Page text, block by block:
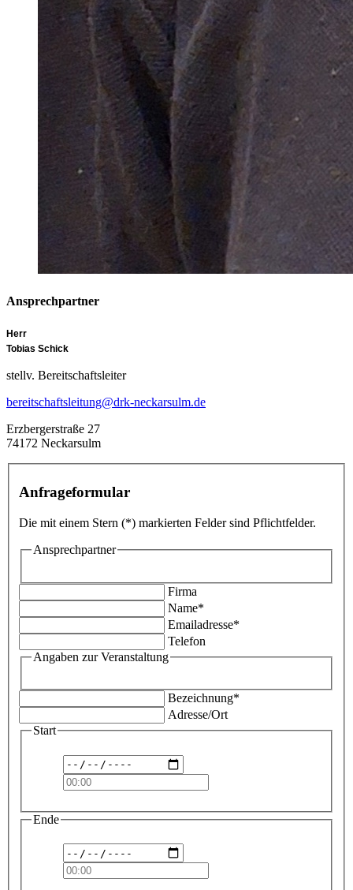
Ansprechpartner
Herr
Tobias Schick
stellv. Bereitschaftsleiter
bereitschaftsleitung@drk-neckarsulm.de
Erzbergerstraße 27
74172 Neckarsulm
Anfrageformular
Die mit einem Stern (*) markierten Felder sind Pflichtfelder.
Ansprechpartner
Firma
Name*
Emailadresse*
Telefon
Angaben zur Veranstaltung
Bezeichnung*
Adresse/Ort
Start
Ende